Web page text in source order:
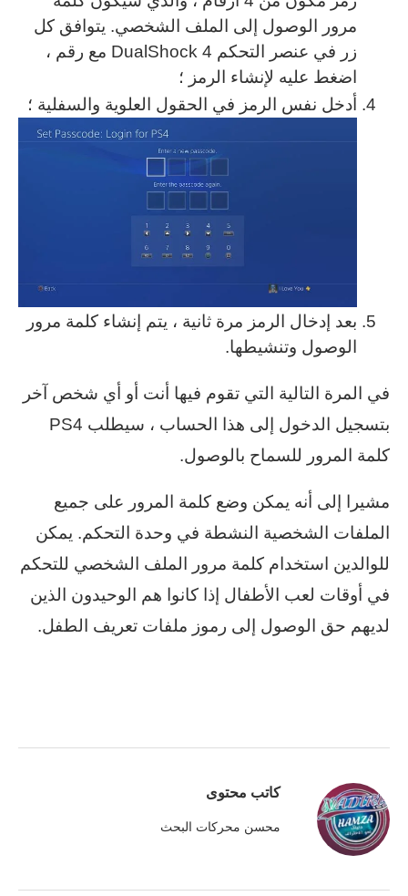
مرور الوصول إلى الملف الشخصي. يتوافق كل
زر في عنصر التحكم DualShock 4 مع رقم ،
اضغط عليه لإنشاء الرمز ؛
أدخل نفس الرمز في الحقول العلوية والسفلية ؛
بعد إدخال الرمز مرة ثانية ، يتم إنشاء كلمة مرور
الوصول وتنشيطها.
في المرة التالية التي تقوم فيها أنت أو أي شخص آخر
بتسجيل الدخول إلى هذا الحساب ، سيطلب PS4
كلمة المرور للسماح بالوصول.
مشيرا إلى أنه يمكن وضع كلمة المرور على جميع
الملفات الشخصية النشطة في وحدة التحكم. يمكن
للوالدين استخدام كلمة مرور الملف الشخصي للتحكم
في أوقات لعب الأطفال إذا كانوا هم الوحيدون الذين
لديهم حق الوصول إلى رموز ملفات تعريف الطفل.
كاتب محتوى
محسن محركات البحث